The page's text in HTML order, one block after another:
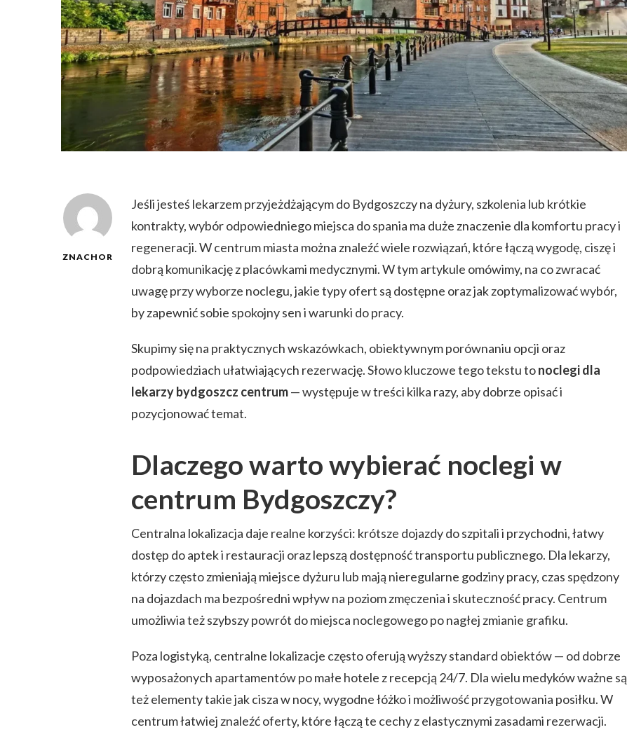
ZNACHOR
Jeśli jesteś lekarzem przyjeżdżającym do Bydgoszczy na dyżury, szkolenia lub krótkie
kontrakty, wybór odpowiedniego miejsca do spania ma duże znaczenie dla komfortu pracy i
regeneracji. W centrum miasta można znaleźć wiele rozwiązań, które łączą wygodę, ciszę i
dobrą komunikację z placówkami medycznymi. W tym artykule omówimy, na co zwracać
uwagę przy wyborze noclegu, jakie typy ofert są dostępne oraz jak zoptymalizować wybór,
by zapewnić sobie spokojny sen i warunki do pracy.
Skupimy się na praktycznych wskazówkach, obiektywnym porównaniu opcji oraz
podpowiedziach ułatwiających rezerwację. Słowo kluczowe tego tekstu tonoclegi dla
lekarzy bydgoszcz centrum— występuje w treści kilka razy, aby dobrze opisać i
pozycjonować temat.
Dlaczego warto wybierać noclegi w
centrum Bydgoszczy?
Centralna lokalizacja daje realne korzyści: krótsze dojazdy do szpitali i przychodni, łatwy
dostęp do aptek i restauracji oraz lepszą dostępność transportu publicznego. Dla lekarzy,
którzy często zmieniają miejsce dyżuru lub mają nieregularne godziny pracy, czas spędzony
na dojazdach ma bezpośredni wpływ na poziom zmęczenia i skuteczność pracy. Centrum
umożliwia też szybszy powrót do miejsca noclegowego po nagłej zmianie grafiku.
Poza logistyką, centralne lokalizacje często oferują wyższy standard obiektów — od dobrze
wyposażonych apartamentów po małe hotele z recepcją 24/7. Dla wielu medyków ważne są
też elementy takie jak cisza w nocy, wygodne łóżko i możliwość przygotowania posiłku. W
centrum łatwiej znaleźć oferty, które łączą te cechy z elastycznymi zasadami rezerwacji.